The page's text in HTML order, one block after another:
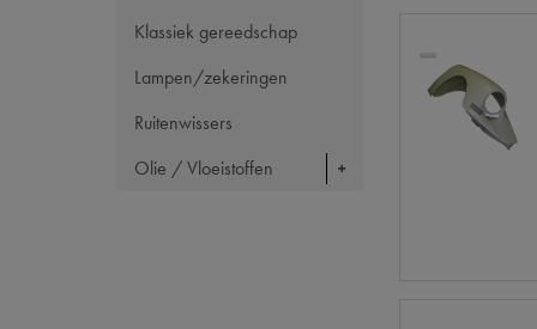
Klassiek gereedschap
Lampen/zekeringen
Ruitenwissers
Olie / Vloeistoffen